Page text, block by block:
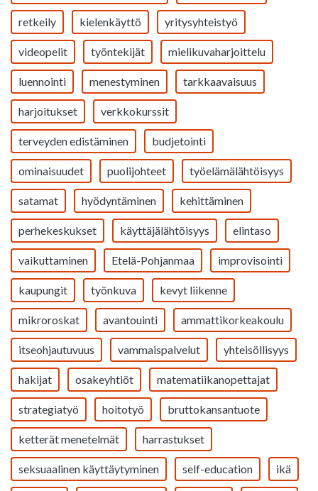
retkeily kielenkäyttö yritysyhteistyö
videopelit työntekijät mielikuvaharjoittelu
luennointi menestyminen tarkkaavaisuus
harjoitukset verkkokurssit
terveyden edistäminen budjetointi
ominaisuudet puolijohteet työelämälähtöisyys
satamat hyödyntäminen kehittäminen
perhekeskukset käyttäjälähtöisyys elintaso
vaikuttaminen Etelä-Pohjanmaa improvisointi
kaupungit työnkuva kevyt liikenne
mikroroskat avantouinti ammattikorkeakoulu
itseohjautuvuus vammaispalvelut yhteisöllisyys
hakijat osakeyhtiöt matematiikanopettajat
strategiatyö hoitotyö bruttokansantuote
ketterät menetelmät harrastukset
seksuaalinen käyttäytyminen self-education ikä